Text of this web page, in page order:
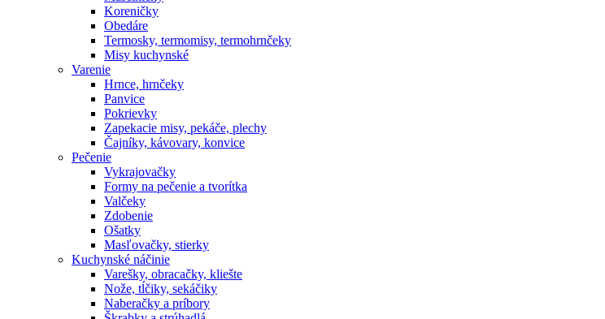
Koreničky
Obedáre
Termosky, termomisy, termohrnčeky
Misy kuchynské
Varenie
Hrnce, hrnčeky
Panvice
Pokrievky
Zapekacie misy, pekáče, plechy
Čajníky, kávovary, konvice
Pečenie
Vykrajovačky
Formy na pečenie a tvorítka
Valčeky
Zdobenie
Ošatky
Masľovačky, stierky
Kuchynské náčinie
Varešky, obracačky, kliešte
Nože, tĺčiky, sekáčiky
Naberačky a príbory